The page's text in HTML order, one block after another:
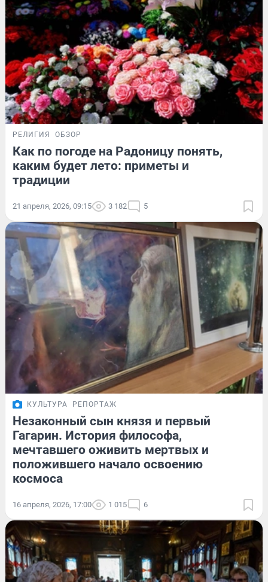
РЕЛИГИЯ ОБЗОР
Как по погоде на Радоницу понять,
каким будет лето: приметы и
традиции
21 апреля, 2026, 09:15 3 182 5
КУЛЬТУРА РЕПОРТАЖ
Незаконный сын князя и первый
Гагарин. История философа,
мечтавшего оживить мертвых и
положившего начало освоению
космоса
16 апреля, 2026, 17:00 1 015 6